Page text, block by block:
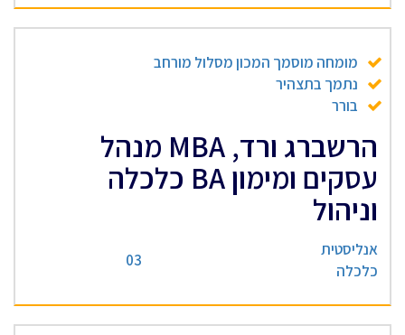
מומחה מוסמך המכון מסלול מורחב
נתמך בתצהיר
בורר
הרשברג ורד, MBA מנהל
עסקים ומימון BA כלכלה
וניהול
אנליסטית
כלכלה
03